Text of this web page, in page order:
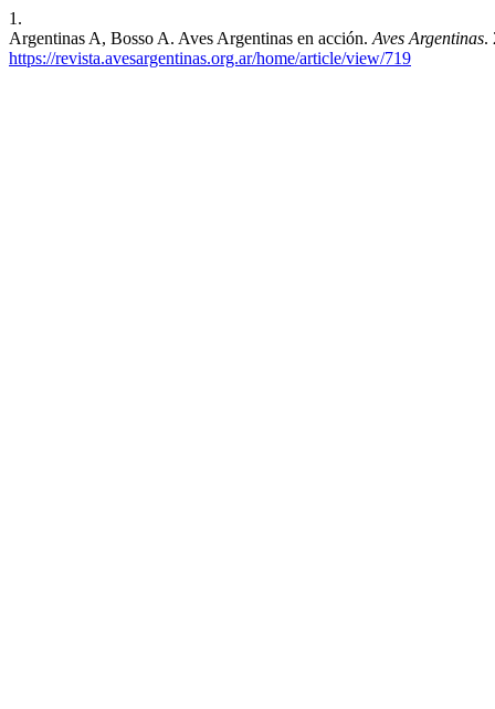
1.
Argentinas A, Bosso A. Aves Argentinas en acción. Aves Argentinas.
https://revista.avesargentinas.org.ar/home/article/view/719